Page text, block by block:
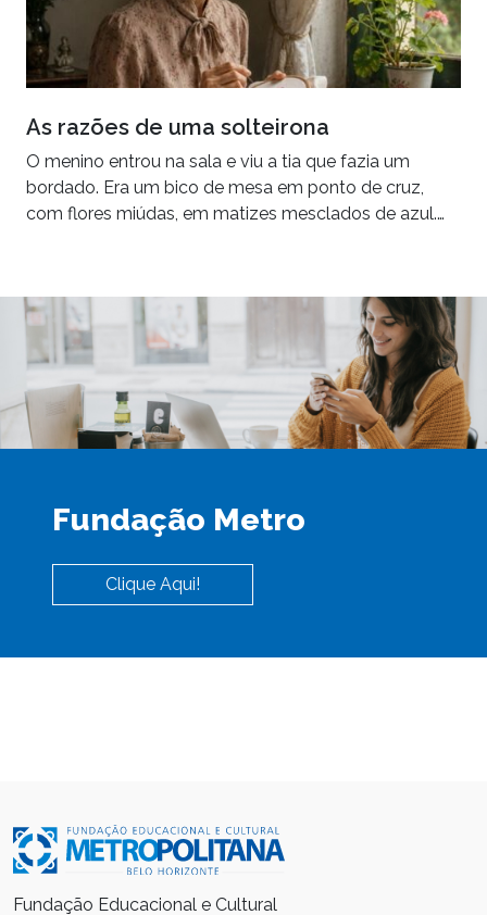
As razões de uma solteirona
O menino entrou na sala e viu a tia que fazia um
bordado. Era um bico de mesa em ponto de cruz,
com flores miúdas, em matizes mesclados de azul.…
Fundação Metro
Clique Aqui!
Fundação Educacional e Cultural